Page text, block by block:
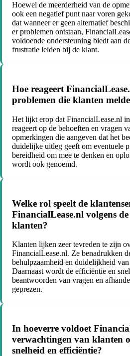
Hoewel de meerderheid van de
ook een negatief punt naar voren
dat wanneer er geen alternatief
er problemen ontstaan,
voldoende ondersteuning biedt aan
frustratie leiden bij de klant.
Hoe reageert
problemen die klanten
Het lijkt erop dat FinancialLease.nl
reageert op de behoeften en vragen
opmerkingen die aangeven dat het
duidelijke uitleg geeft om eventuele
bereidheid om mee te denken en
wordt ook genoemd.
Welke rol speelt de
FinancialLease.nl volgens
klanten?
Klanten lijken zeer tevreden te zijn
FinancialLease.nl. Ze benadrukken
behulpzaamheid en duidelijkheid
Daarnaast wordt de efficiëntie en
beantwoorden van vragen en
geprezen.
In hoeverre voldoet
verwachtingen van klanten
snelheid en efficiëntie?